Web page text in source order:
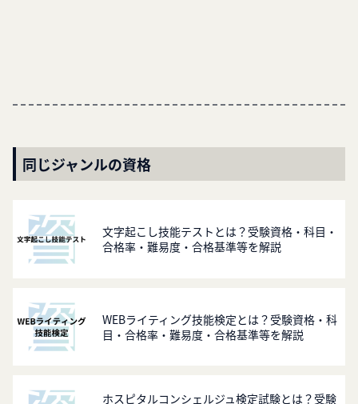
同じジャンルの資格
文字起こし技能テストとは？受験資格・科目・
合格率・難易度・合格基準等を解説
WEBライティング技能検定とは？受験資格・科
目・合格率・難易度・合格基準等を解説
ホスピタルコンシェルジュ検定試験とは？受験